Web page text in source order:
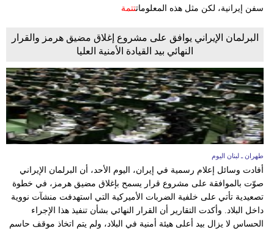
سفن إيرانية، لكن مثل هذه المعلوماتتتمة
البرلمان الإيراني يوافق على مشروع إغلاق مضيق هرمز والقرار
النهائي بيد القيادة الأمنية العليا
طهران ـ لبنان اليوم
أفادت وسائل إعلام رسمية في إيران، اليوم الأحد، أن البرلمان الإيراني
صوّت بالموافقة على مشروع قرار يسمح بإغلاق مضيق هرمز، في خطوة
تصعيدية تأتي على خلفية الضربات الأميركية التي استهدفت منشآت نووية
داخل البلاد. وأكدت التقارير أن القرار النهائي بشأن تنفيذ هذا الإجراء
الحساس لا يزال بيد أعلى هيئة أمنية في البلاد، ولم يتم اتخاذ موقف حاسم